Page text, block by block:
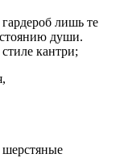
лишь те
души.
кантри;